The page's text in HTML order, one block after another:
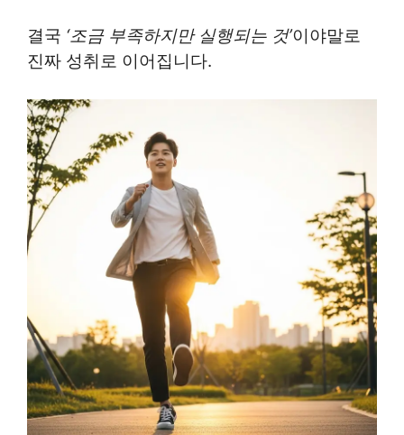
결국 ‘조금 부족하지만 실행되는 것’이야말로
진짜 성취로 이어집니다.